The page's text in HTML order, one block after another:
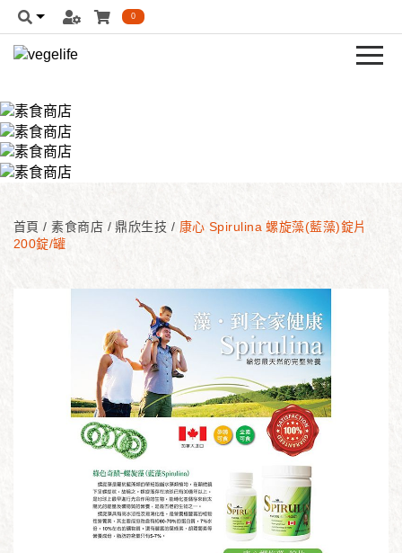
0
首頁/ 素食商店 /鼎欣生技 / 康心 Spirulina 螺旋藻(藍藻)錠片
200錠/罐